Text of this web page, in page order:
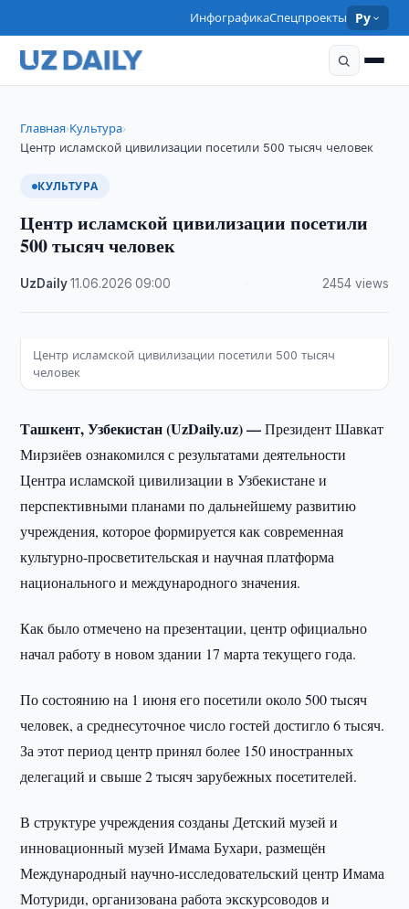
ИнфографикаСпецпроекты Ру
Главная›Культура›
Центр исламской цивилизации посетили 500 тысяч человек
КУЛЬТУРА
Центр исламской цивилизации посетили
500 тысяч человек
UzDaily·11.06.2026 ·09:00 2454 views
Центр исламской цивилизации посетили 500 тысяч
человек
Ташкент, Узбекистан (UzDaily.uz) —Президент Шавкат
Мирзиёев ознакомился с результатами деятельности
Центра исламской цивилизации в Узбекистане и
перспективными планами по дальнейшему развитию
учреждения, которое формируется как современная
культурно-просветительская и научная платформа
национального и международного значения.
Как было отмечено на презентации, центр официально
начал работу в новом здании 17 марта текущего года.
По состоянию на 1 июня его посетили около 500 тысяч
человек, а среднесуточное число гостей достигло 6 тысяч.
За этот период центр принял более 150 иностранных
делегаций и свыше 2 тысяч зарубежных посетителей.
В структуре учреждения созданы Детский музей и
инновационный музей Имама Бухари, размещён
Международный научно-исследовательский центр Имама
Мотуриди, организована работа экскурсоводов и